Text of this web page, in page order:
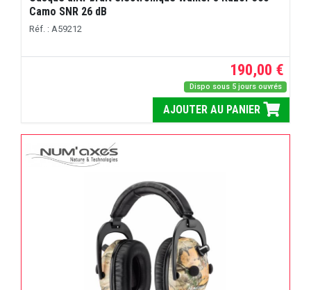
Camo SNR 26 dB
Réf. : A59212
190,00 €
Dispo sous 5 jours ouvrés
AJOUTER AU PANIER